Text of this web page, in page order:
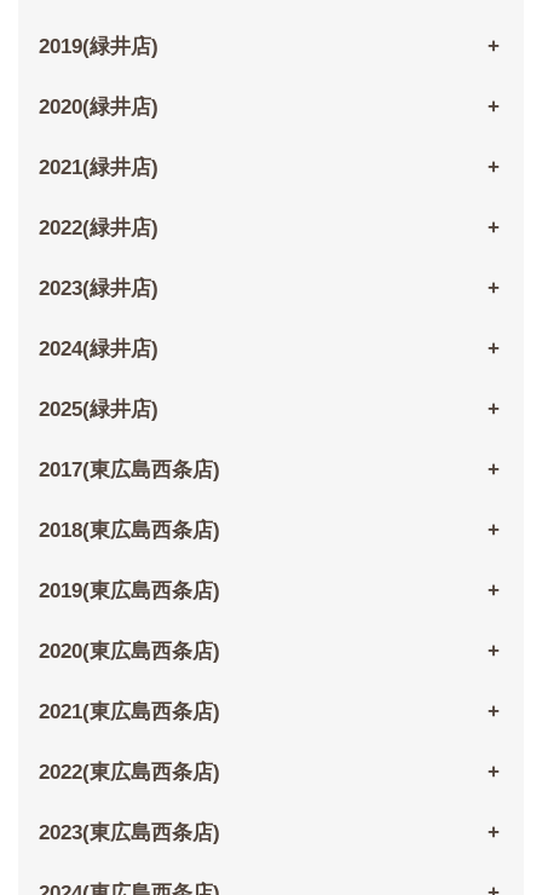
2019(緑井店)
2020(緑井店)
2021(緑井店)
2022(緑井店)
2023(緑井店)
2024(緑井店)
2025(緑井店)
2017(東広島西条店)
2018(東広島西条店)
2019(東広島西条店)
2020(東広島西条店)
2021(東広島西条店)
2022(東広島西条店)
2023(東広島西条店)